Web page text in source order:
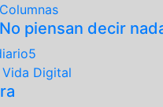
Columnas
piensan decir
Vida Digital